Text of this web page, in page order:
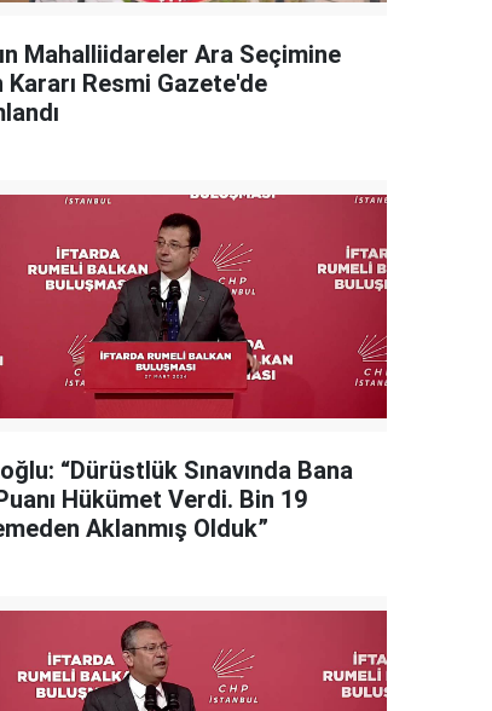
Mahalliidareler Ara Seçimine
Kararı Resmi Gazete'de
“Dürüstlük Sınavında Bana
Hükümet Verdi. Bin 19
Aklanmış Olduk”